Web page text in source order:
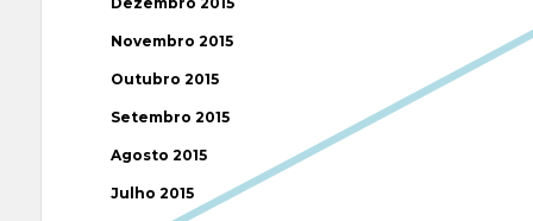
Novembro 2015
Outubro 2015
Setembro 2015
Agosto 2015
Julho 2015